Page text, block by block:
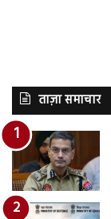
ताज़ा समाचार